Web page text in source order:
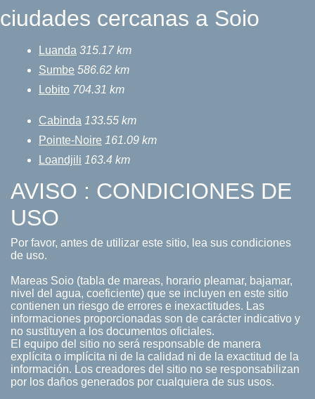
ciudades cercanas a Soio
Luanda 315.17 km
Sumbe 586.62 km
Lobito 704.31 km
Cabinda 133.55 km
Pointe-Noire 161.09 km
Loandjili 163.4 km
AVISO : CONDICIONES DE
USO
Por favor, antes de utilizar este sitio, lea sus condiciones
de uso.
Mareas Soio (tabla de mareas, horario pleamar, bajamar,
nivel del agua, coeficiente) que se incluyen en este sitio
contienen un riesgo de errores e inexactitudes. Las
informaciones proporcionadas son de carácter indicativo y
no sustituyen a los documentos oficiales.
El equipo del sitio no será responsable de manera
explícita o implícita ni de la calidad ni de la exactitud de la
información. Los creadores del sitio no se responsabilizan
por los daños generados por cualquiera de sus usos.